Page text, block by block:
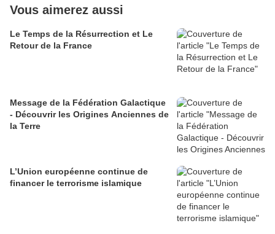
Vous aimerez aussi
Le Temps de la Résurrection et Le
Retour de la France
Message de la Fédération Galactique
- Découvrir les Origines Anciennes de
la Terre
L’Union européenne continue de
financer le terrorisme islamique